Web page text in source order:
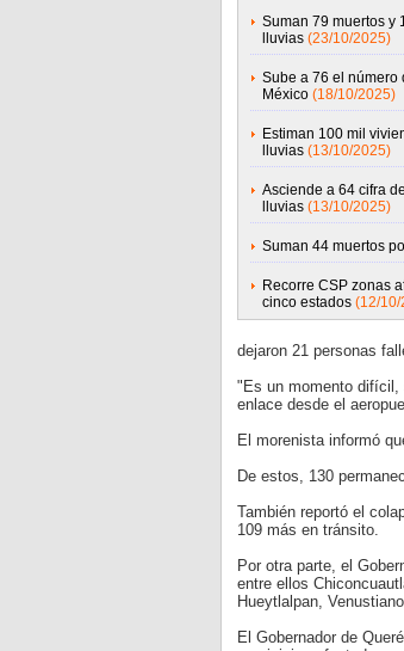
Suman 79 muertos y
lluvias (23/10/2025)
Sube a 76 el número
México (18/10/2025)
Estiman 100 mil
lluvias (13/10/2025)
Asciende a 64 cifra
lluvias (13/10/2025)
Suman 44 muertos
Recorre CSP zonas
cinco estados (12/10/
dejaron 21 personas
"Es un momento difícil,
enlace desde el
El morenista informó
De estos, 130
También reportó el
109 más en tránsito.
Por otra parte, el
entre ellos
Hueytlalpan,
El Gobernador de